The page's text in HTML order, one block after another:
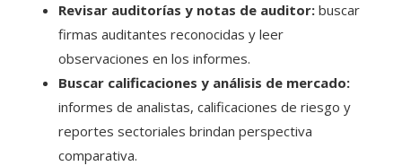
Revisar auditorías y notas de auditor: buscar
firmas auditantes reconocidas y leer
observaciones en los informes.
Buscar calificaciones y análisis de mercado:
informes de analistas, calificaciones de riesgo y
reportes sectoriales brindan perspectiva
comparativa.